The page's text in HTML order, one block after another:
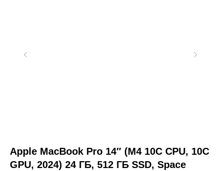
Apple MacBook Pro 14″ (M4 10C CPU, 10C
GPU, 2024) 24 ГБ, 512 ГБ SSD, Space